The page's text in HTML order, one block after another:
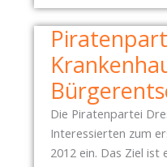
A
U
S
-
B
Ü
R
G
L
O
S
P
A
R
K
Die Piratenpartei
Interessierten zum
2012 ein. Das Ziel ist